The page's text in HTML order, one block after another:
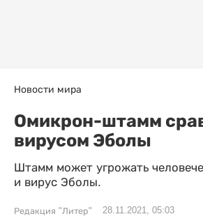
Новости мира
Омикрон-штамм
вирусом Эболы
Штамм может угрожать
и вирус Эболы.
Редакция "Литер" 28.11.2021, 05:03